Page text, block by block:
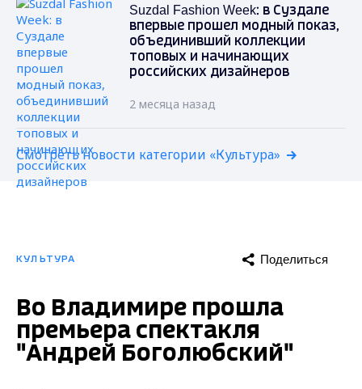
Suzdal Fashion Week: в Суздале
впервые прошел модный показ,
объединивший коллекции
топовых и начинающих
российских дизайнеров
2 месяца назад
Смотреть новости категории «Культура»
КУЛЬТУРА Поделиться
Во Владимире прошла
премьера спектакля
"Андрей Боголюбский"